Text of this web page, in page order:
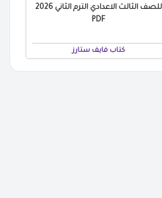
للصف الثالث الاعدادي الترم الثاني 2026
PDF
كتاب فايف ستارز